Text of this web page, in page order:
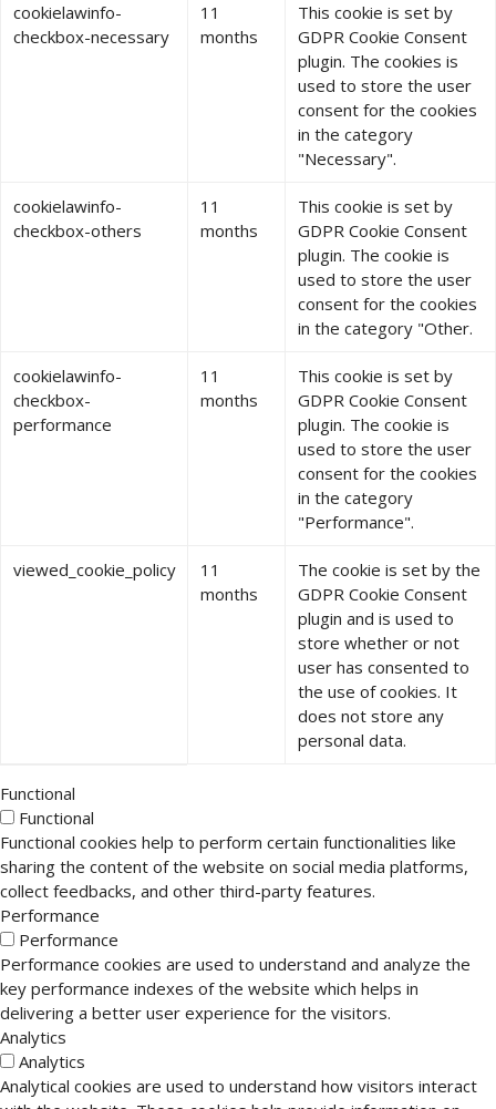
cookielawinfo-
checkbox-necessary
11
months
This cookie is set by
GDPR Cookie Consent
plugin. The cookies is
used to store the user
consent for the cookies
in the category
"Necessary".
cookielawinfo-
checkbox-others
11
months
This cookie is set by
GDPR Cookie Consent
plugin. The cookie is
used to store the user
consent for the cookies
in the category "Other.
cookielawinfo-
checkbox-
performance
11
months
This cookie is set by
GDPR Cookie Consent
plugin. The cookie is
used to store the user
consent for the cookies
in the category
"Performance".
viewed_cookie_policy
11
months
The cookie is set by the
GDPR Cookie Consent
plugin and is used to
store whether or not
user has consented to
the use of cookies. It
does not store any
personal data.
Functional
Functional
Functional cookies help to perform certain functionalities like
sharing the content of the website on social media platforms,
collect feedbacks, and other third-party features.
Performance
Performance
Performance cookies are used to understand and analyze the
key performance indexes of the website which helps in
delivering a better user experience for the visitors.
Analytics
Analytics
Analytical cookies are used to understand how visitors interact